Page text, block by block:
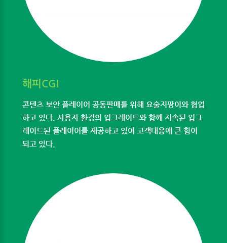
해피CGI
콘텐츠 보안 플레이어 공동판매를 위해 요술지팡이와 협업
하고 있다. 사용자 환경의 업그레이드와 함께 지속된 업그
레이드된 플레이어를 제공하고 있어 고객대응에 큰 힘이
되고 있다.